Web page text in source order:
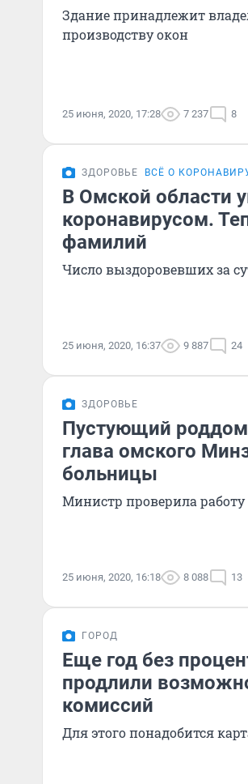
Здание принадлежит
производству окон
25 июня, 2020, 17:28 7 237 8
ЗДОРОВЬЕ ВСЁ О
В Омской области
коронавирусом.
фамилий
Число выздоровевших за
25 июня, 2020, 16:37 9 887 24
ЗДОРОВЬЕ
Пустующий роддом
глава омского
больницы
Министр проверила
25 июня, 2020, 16:18 8 088 13
ГОРОД
Еще год без
продлили
комиссий
Для этого понадобится